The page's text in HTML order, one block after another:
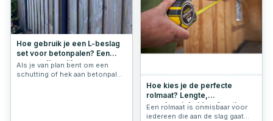
Hoe gebruik je een L-beslag
set voor betonpalen? Een
eenvoudige uitleg
Als je van plan bent om een
schutting of hek aan betonpalen
Hoe kies je de perfecte
rolmaat? Lengte,
nauwkeurigheid en functies
uitgelegd
Een rolmaat is onmisbaar voor
iedereen die aan de slag gaat